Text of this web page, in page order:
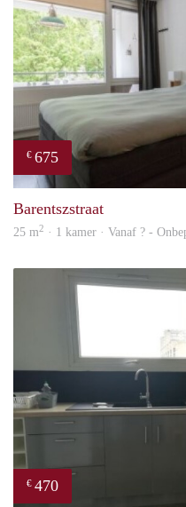
€ 675
Barentszstraat
25 m2 · 1 kamer · Vanaf ? -
€ 470